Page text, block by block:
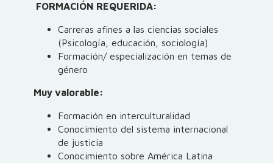
FORMACIÓN REQUERIDA:
Carreras afines a las ciencias sociales
(Psicología, educación, sociología)
Formación/ especialización en temas de
género
Muy valorable:
Formación en interculturalidad
Conocimiento del sistema internacional
de justicia
Conocimiento sobre América Latina